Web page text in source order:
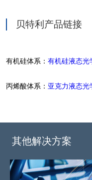
贝特利产品链接
有机硅体系： 有机硅液态光
丙烯酸体系： 亚克力液态光
其他解决方案